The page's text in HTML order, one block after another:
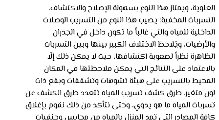
العلوية، ويمتاز هذا النوع بسهولة الإصلاح والاكتشاف.
التسربات المخفية: يصيب هذا النوع من التسريب الوصلات
الداخلية للمياه والتي غالباً ما تكون داخل في الجدران
والأرضيات، ويُلاحظ الاختلاف الكبير بينها وبين التسربات
الظاهرة نظراً لصعوبة اكتشافها، حيث لا يمكن ذلك إلّا
بالاعتماد على النتائج التي يمكن ملاحظتها في المكان
المحيط بالتسريب على هيئة تشوهات وتشققات وبقع ذات
لون متغير. طرق كشف تسريب المياه تتعدد طرق الكشف عن
تسربات المياه ما هو يدوي، وحتى نتأكد من ذلك نقوم بإغلاق